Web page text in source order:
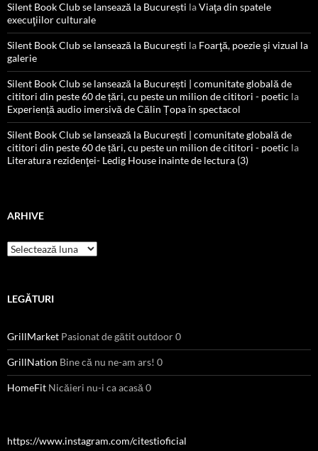
Silent Book Club se lansează la București laViaţa din spatele
execuţiilor culturale
Silent Book Club se lansează la București la Foarţă, poezie şi vizual la
galerie
Silent Book Club se lansează la București | comunitate globală de
cititori din peste 60 de țări, cu peste un milion de cititori - poetic la
Experiență audio imersivă de Călin Țopa în spectacol
Silent Book Club se lansează la București | comunitate globală de
cititori din peste 60 de țări, cu peste un milion de cititori - poetic la
Literatura rezidenţei- Ledig House inainte de lectura (3)
ARHIVE
Arhive
LEGĂTURI
GrillMarket Pasionat de gătit outdoor 0
GrillNation Bine că nu ne-am ars! 0
HomeFit Nicăieri nu-i ca acasă 0
https://www.instagram.com/citestioficial